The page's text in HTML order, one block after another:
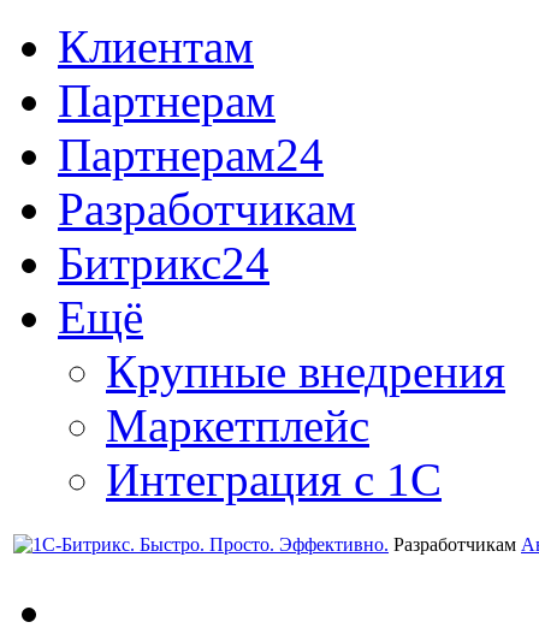
Клиентам
Партнерам
Партнерам24
Разработчикам
Битрикс24
Ещё
Крупные внедрения
Маркетплейс
Интеграция с 1С
Разработчикам